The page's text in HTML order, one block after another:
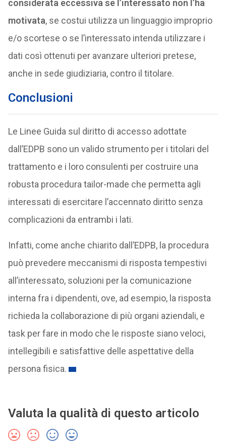
considerata eccessiva se l’interessato non l’ha
motivata, se costui utilizza un linguaggio improprio
e/o scortese o se l’interessato intenda utilizzare i
dati così ottenuti per avanzare ulteriori pretese,
anche in sede giudiziaria, contro il titolare.
Conclusioni
Le Linee Guida sul diritto di accesso adottate
dall’EDPB sono un valido strumento per i titolari del
trattamento e i loro consulenti per costruire una
robusta procedura tailor-made che permetta agli
interessati di esercitare l’accennato diritto senza
complicazioni da entrambi i lati.
Infatti, come anche chiarito dall’EDPB, la procedura
può prevedere meccanismi di risposta tempestivi
all’interessato, soluzioni per la comunicazione
interna fra i dipendenti, ove, ad esempio, la risposta
richieda la collaborazione di più organi aziendali, e
task per fare in modo che le risposte siano veloci,
intellegibili e satisfattive delle aspettative della
persona fisica.
Valuta la qualità di questo articolo